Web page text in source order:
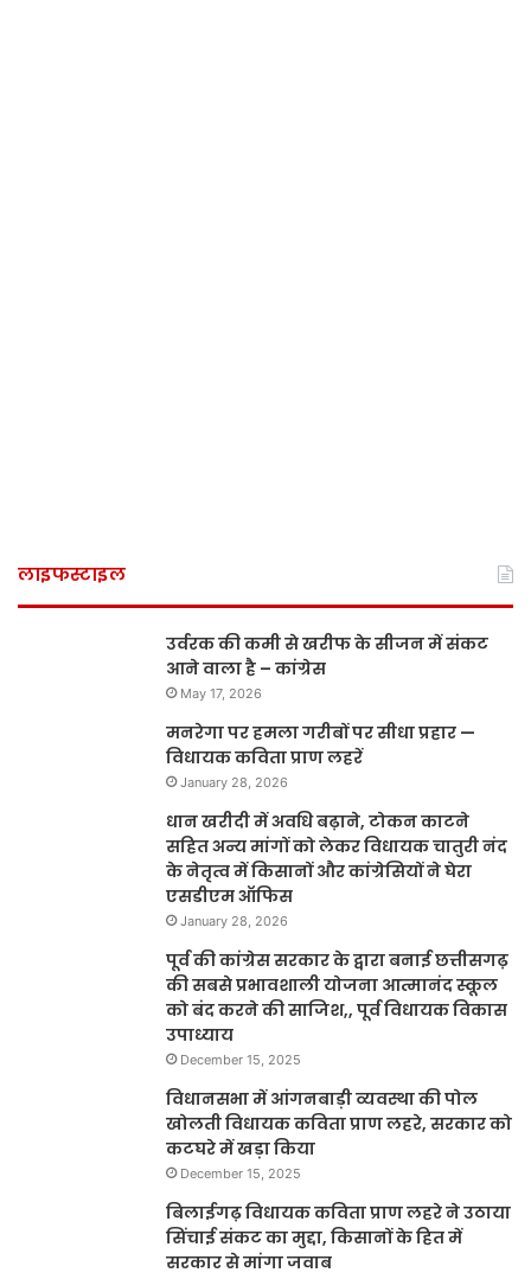
लाइफस्टाइल
उर्वरक की कमी से खरीफ के सीजन में संकट
आने वाला है – कांग्रेस
May 17, 2026
मनरेगा पर हमला गरीबों पर सीधा प्रहार —
विधायक कविता प्राण लहरें
January 28, 2026
धान खरीदी में अवधि बढ़ाने, टोकन काटने
सहित अन्य मांगों को लेकर विधायक चातुरी नंद
के नेतृत्व में किसानों और कांग्रेसियों ने घेरा
एसडीएम ऑफिस
January 28, 2026
पूर्व की कांग्रेस सरकार के द्वारा बनाई छत्तीसगढ़
की सबसे प्रभावशाली योजना आत्मानंद स्कूल
को बंद करने की साजिश,, पूर्व विधायक विकास
उपाध्याय
December 15, 2025
विधानसभा में आंगनबाड़ी व्यवस्था की पोल
खोलती विधायक कविता प्राण लहरे, सरकार को
कटघरे में खड़ा किया
December 15, 2025
बिलाईगढ़ विधायक कविता प्राण लहरे ने उठाया
सिंचाई संकट का मुद्दा, किसानों के हित में
सरकार से मांगा जवाब